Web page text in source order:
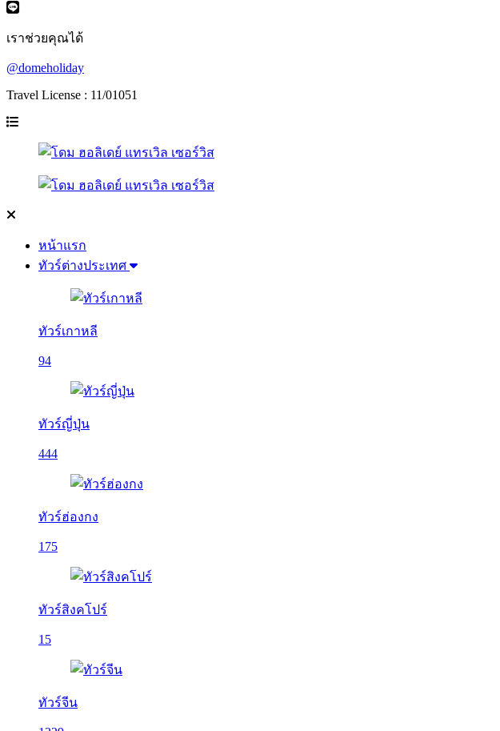
เราช่วยคุณได้
@domeholiday
Travel License : 11/01051
หน้าแรก
ทัวร์ต่างประเทศ
ทัวร์เกาหลี
94
ทัวร์ญี่ปุ่น
444
ทัวร์ฮ่องกง
175
ทัวร์สิงคโปร์
15
ทัวร์จีน